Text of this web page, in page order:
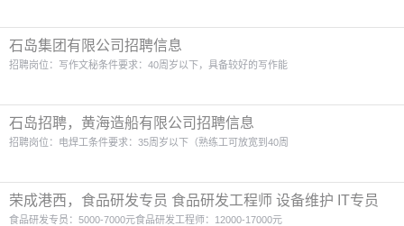
石岛集团有限公司招聘信息
招聘岗位：写作文秘条件要求：40周岁以下，具备较好的写作能
石岛招聘，黄海造船有限公司招聘信息
招聘岗位：电焊工条件要求：35周岁以下（熟练工可放宽到40周
荣成港西，食品研发专员 食品研发工程师 设备维护 IT专员
食品研发专员：5000-7000元食品研发工程师：12000-17000元